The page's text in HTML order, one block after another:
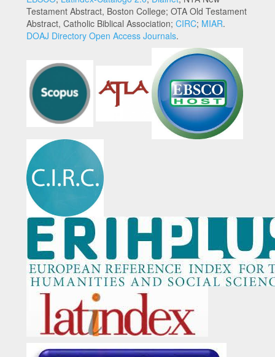
Testament Abstract, Boston College; OTA Old Testament
Abstract, Catholic Biblical Association; CIRC; MIAR.
DOAJ Directory Open Access Journals.